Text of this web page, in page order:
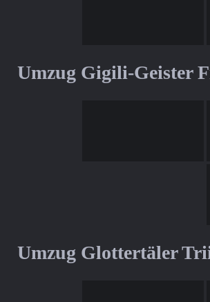
Umzug Gigili-Geister
Umzug Glottertäler